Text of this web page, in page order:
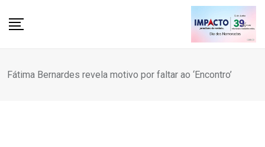
Fátima Bernardes revela motivo por faltar ao ‘Encontro’